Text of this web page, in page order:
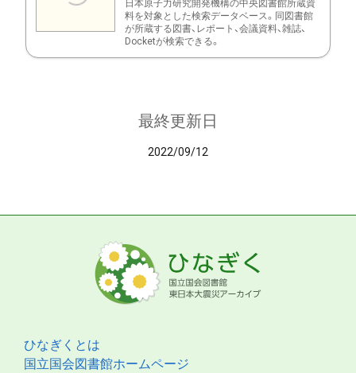
日本原子力研究開発機構の中央図書館所蔵資
料を対象とした検索データベース。同図書館
が所蔵する図書、レポート、会議資料、雑誌、
Docketが検索できる。
最終更新日
2022/09/12
ひなぎくとは
国立国会図書館ホームページ